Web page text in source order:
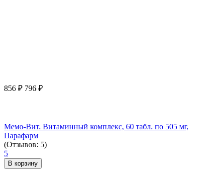
856 ₽ 796 ₽
Мемо-Вит. Витаминный комплекс, 60 табл. по 505 мг,
Парафарм
(Отзывов: 5)
5
В корзину